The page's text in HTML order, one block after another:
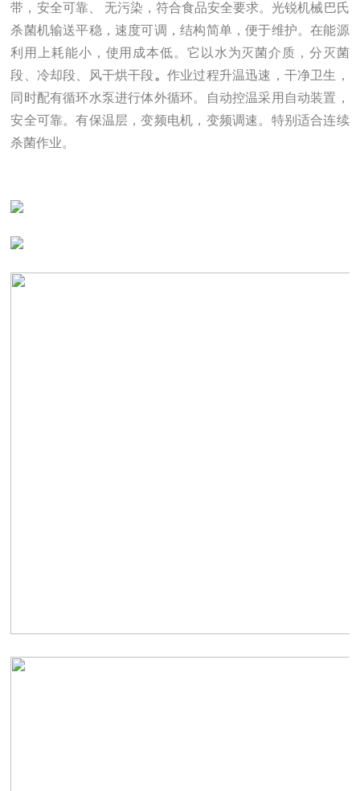
带，安全可靠、 无污染，符合食品安全要求。光锐机械巴氏
杀菌机输送平稳，速度可调，结构简单，便于维护。在能源
利用上耗能小，使用成本低。 它以水为灭菌介质，分灭菌
段、冷却段、风干烘干段。 作业过程升温迅速，干净卫生，
同时配有循环水泵进行体外循环。自动控温采用自动装置，
安全可靠。有保温层，变频电机，变频调速。特别适合连续
杀菌作业。